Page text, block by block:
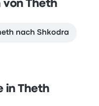
Theth
nach Shkodra
in Theth